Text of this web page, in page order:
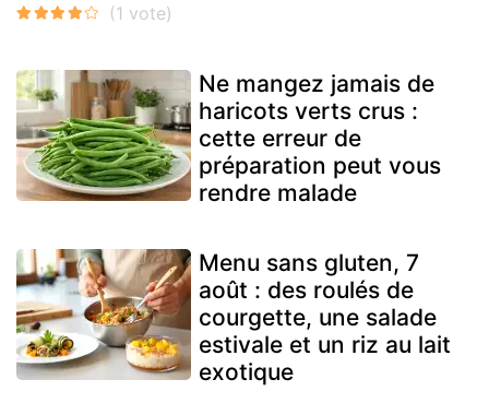
Ne mangez jamais de
haricots verts crus :
cette erreur de
préparation peut vous
rendre malade
Menu sans gluten, 7
août : des roulés de
courgette, une salade
estivale et un riz au lait
exotique